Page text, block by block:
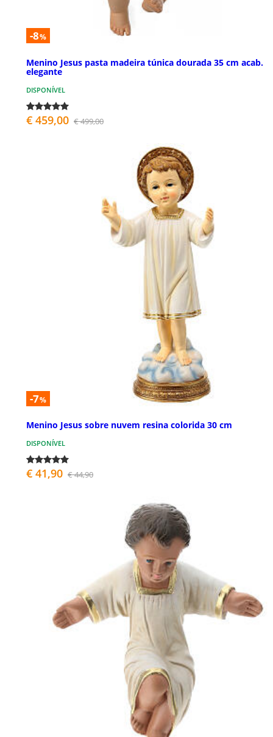
-8%
Menino Jesus pasta madeira túnica dourada 35 cm acab.
elegante
DISPONÍVEL
€ 459,00 € 499,00
-7%
Menino Jesus sobre nuvem resina colorida 30 cm
DISPONÍVEL
€ 41,90 € 44,90